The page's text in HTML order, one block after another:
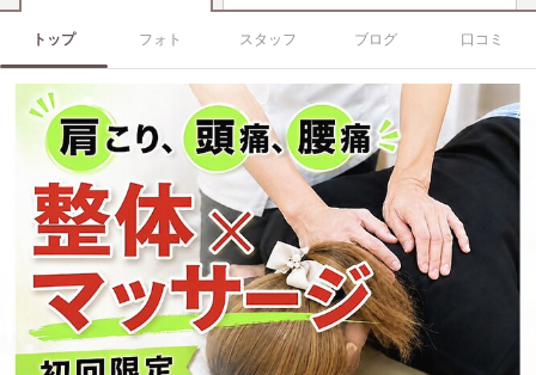
トップ フォト スタッフ ブログ 口コミ